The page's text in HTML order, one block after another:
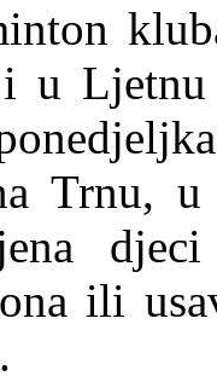
u Ljetnu
Trnu,
ili